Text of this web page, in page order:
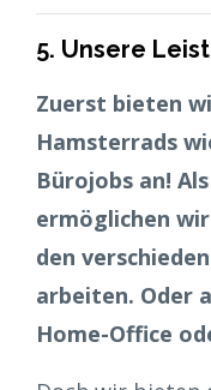
5. Unsere
Zuerst bieten
Hamsterrads
Bürojobs an!
ermöglichen
den
arbeiten. Oder
Home-Office